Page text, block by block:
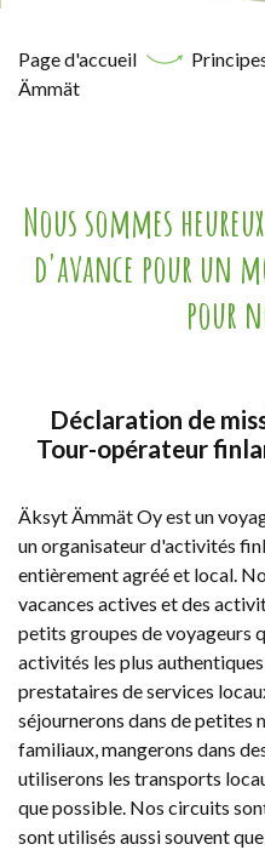
Page d'accueil
Ämmät
Nous sommes
d'avance pour un
pour
Déclaration de
Tour-opérateur
Äksyt Ämmät Oy est un
un organisateur d'activités
entièrement agréé et local.
vacances actives et des
petits groupes de voyageurs
activités les plus
prestataires de services
séjournerons dans de petites
familiaux, mangerons dans
utiliserons les transports
que possible. Nos circuits
sont utilisés aussi souvent